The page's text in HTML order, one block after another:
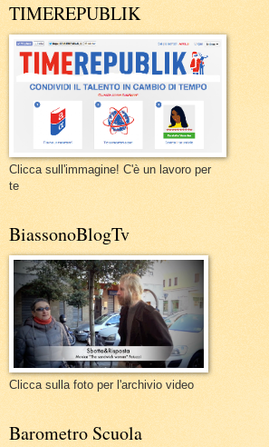
TIMEREPUBLIK
Clicca sull'immagine! C'è un lavoro per
te
BiassonoBlogTv
Clicca sulla foto per l'archivio video
Barometro Scuola